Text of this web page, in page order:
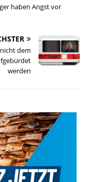
haben Angst vor
dem
werden
für die eine
Impressum